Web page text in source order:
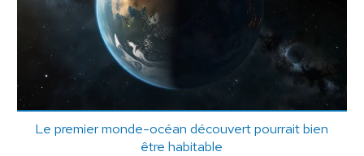
Le premier monde-océan découvert pourrait bien
être habitable